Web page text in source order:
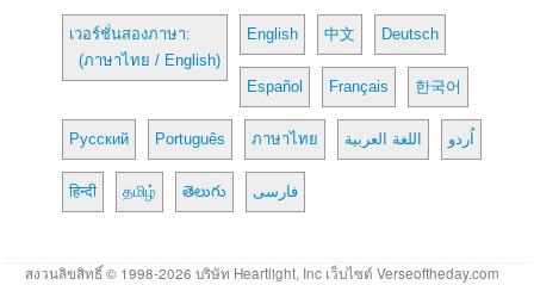
เวอร์ชั่นสองภาษา:
(ภาษาไทย / English)
English 中文 Deutsch
Español Français 한국어
Русский Português ภาษาไทย اللغة العربية اُردو
हिन्दी தமிழ் తెలుగు فارسی
สงวนลิขสิทธิ์ © 1998-2026 บริษัท Heartlight, Inc เว็บไซต์ Verseoftheday.com